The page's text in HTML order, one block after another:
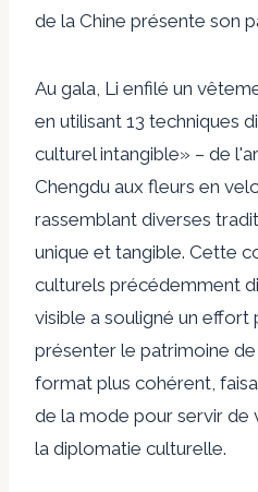
de la Chine présente son
Au gala, Li enfilé un
en utilisant 13 techniques
culturel intangible» – de
Chengdu aux fleurs en
rassemblant diverses
unique et tangible. Cette
culturels précédemment
visible a souligné un effort
présenter le patrimoine de
format plus cohérent,
de la mode pour servir de
la diplomatie culturelle.